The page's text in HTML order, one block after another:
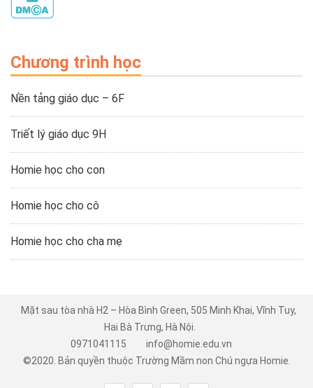
Chương trình học
Nền tảng giáo dục – 6F
Triết lý giáo dục 9H
Homie học cho con
Homie học cho cô
Homie học cho cha mẹ
Mặt sau tòa nhà H2 – Hòa Bình Green, 505 Minh Khai, Vĩnh Tuy,
Hai Bà Trưng, Hà Nội.
0971041115
info@homie.edu.vn
©2020. Bản quyền thuộc Trường Mầm non Chú ngựa Homie